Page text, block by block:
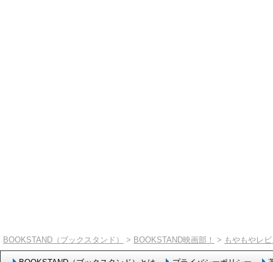
BOOKSTAND（ブックスタンド） > BOOKSTAND映画部！ > もやもやレ